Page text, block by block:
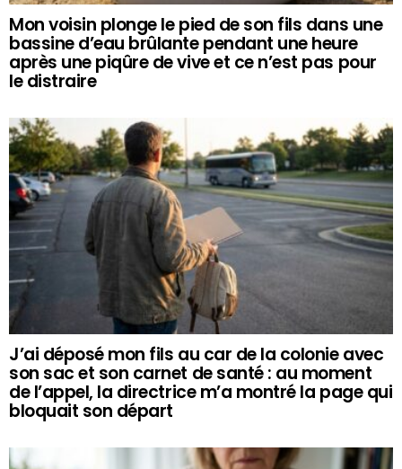
Mon voisin plonge le pied de son fils dans une
bassine d’eau brûlante pendant une heure
après une piqûre de vive et ce n’est pas pour
le distraire
J’ai déposé mon fils au car de la colonie avec
son sac et son carnet de santé : au moment
de l’appel, la directrice m’a montré la page qui
bloquait son départ